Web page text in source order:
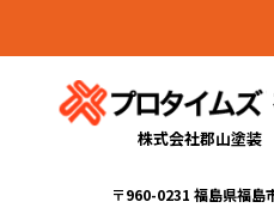
株式会社郡山塗装
〒960-0231 福島県福島